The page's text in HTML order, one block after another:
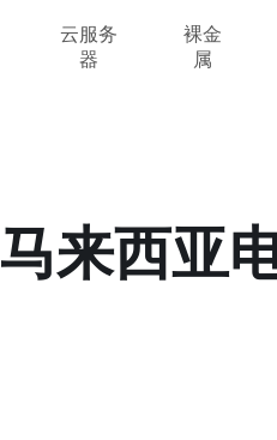
云服务
器
裸金
属
马来西亚